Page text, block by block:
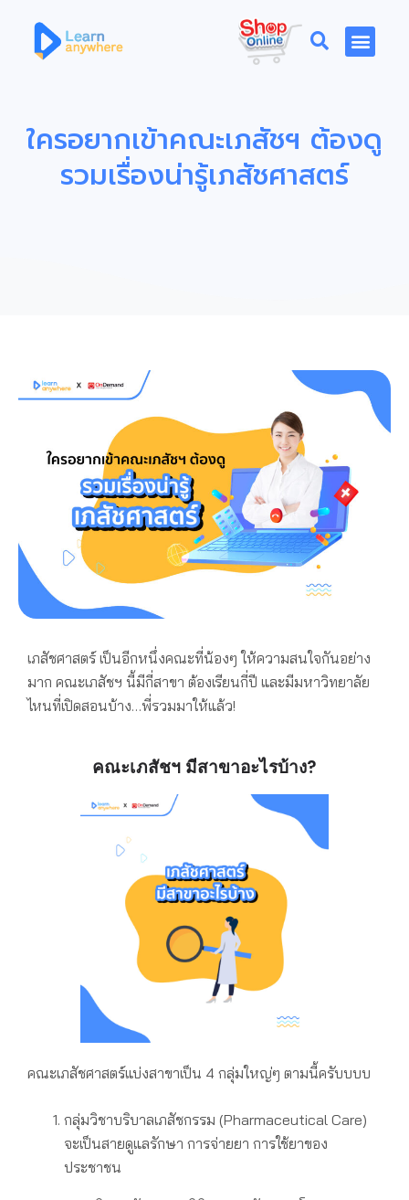
ใครอยากเข้าคณะเภสัชฯ ต้องดู
รวมเรื่องน่ารู้เภสัชศาสตร์
เภสัชศาสตร์ เป็นอีกหนึ่งคณะที่น้องๆ ให้ความสนใจกันอย่าง
มาก คณะเภสัชฯ นี้มีกี่สาขา ต้องเรียนกี่ปี และมีมหาวิทยาลัย
ไหนที่เปิดสอนบ้าง…พี่รวมมาให้แล้ว!
คณะเภสัชฯ มีสาขาอะไรบ้าง?
คณะเภสัชศาสตร์แบ่งสาขาเป็น 4 กลุ่มใหญ่ๆ ตามนี้ครับบบบ
กลุ่มวิชาบริบาลเภสัชกรรม (Pharmaceutical Care)
จะเป็นสายดูแลรักษา การจ่ายยา การใช้ยาของ
ประชาชน